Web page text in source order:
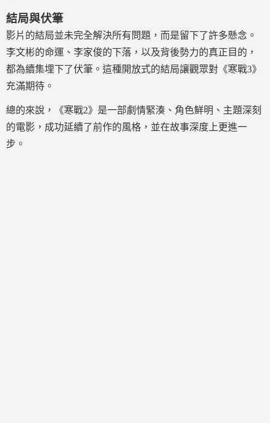
結局與伏筆
影片的結局並未完全解決所有問題，而是留下了許多懸念。
李文彬的命運、李家俊的下落，以及背後勢力的真正目的，
都為續集埋下了伏筆。這種開放式的結局讓觀眾對《寒戰3》
充滿期待。
總的來說，《寒戰2》是一部劇情緊湊、角色鮮明、主題深刻
的電影，成功延續了前作的風格，並在故事深度上更進一
步。